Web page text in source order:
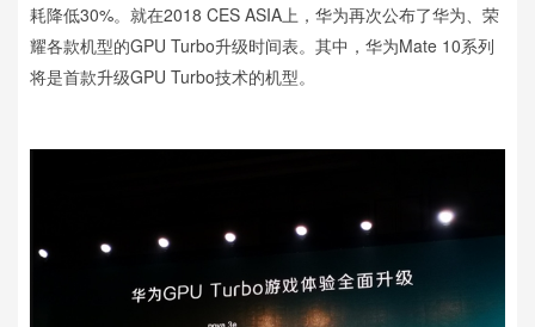
耗降低30%。就在2018 CES ASIA上，华为再次公布了华为、荣
耀各款机型的GPU Turbo升级时间表。其中，华为Mate 10系列
将是首款升级GPU Turbo技术的机型。